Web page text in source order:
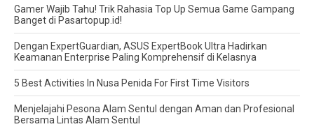
Gamer Wajib Tahu! Trik Rahasia Top Up Semua Game Gampang
Banget di Pasartopup.id!
Dengan ExpertGuardian, ASUS ExpertBook Ultra Hadirkan
Keamanan Enterprise Paling Komprehensif di Kelasnya
5 Best Activities In Nusa Penida For First Time Visitors
Menjelajahi Pesona Alam Sentul dengan Aman dan Profesional
Bersama Lintas Alam Sentul